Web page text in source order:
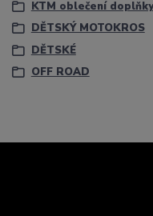
KTM oblečení doplňky
DĚTSKÝ MOTOKROS
DĚTSKÉ
OFF ROAD